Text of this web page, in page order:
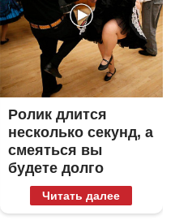
Ролик длится
несколько секунд, а
смеяться вы
будете долго
Читать далее